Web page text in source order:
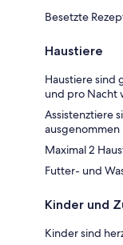
Besetzte
Haustiere
Haustiere sind
und pro Nacht
Assistenztiere
ausgenommen
Maximal 2
Futter- und
Kinder und
Kinder sind